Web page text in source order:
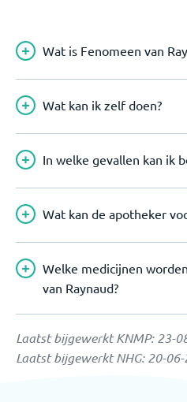
Wat is Fenomeen van
Wat kan ik zelf doen?
In welke gevallen kan ik
Wat kan de apotheker
Welke medicijnen
van Raynaud?
Laatst bijgewerkt KNMP:23-
Laatst bijgewerkt NHG:20-